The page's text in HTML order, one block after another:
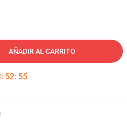
AÑADIR AL CARRITO
: 52: 54